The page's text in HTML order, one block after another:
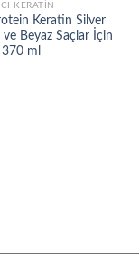
Add to
wishlist
KERATIN
Keratin Silver
ve Beyaz Saçlar İçin
ml